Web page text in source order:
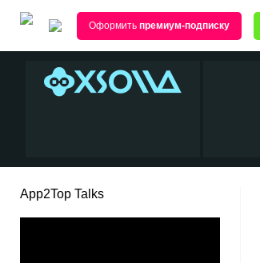
Оформить премиум-подписку
App2Top Talks